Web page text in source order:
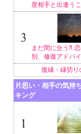
度相手と出逢うこ
まだ間に合う⁈
別、修復アドバ
復縁・縁切り
片思い・相手の気持
キング